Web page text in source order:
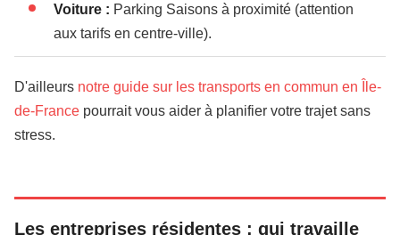
Voiture : Parking Saisons à proximité (attention
aux tarifs en centre-ville).
D'ailleurs notre guide sur les transports en commun en Île-
de-France pourrait vous aider à planifier votre trajet sans
stress.
Les entreprises résidentes : qui travaille